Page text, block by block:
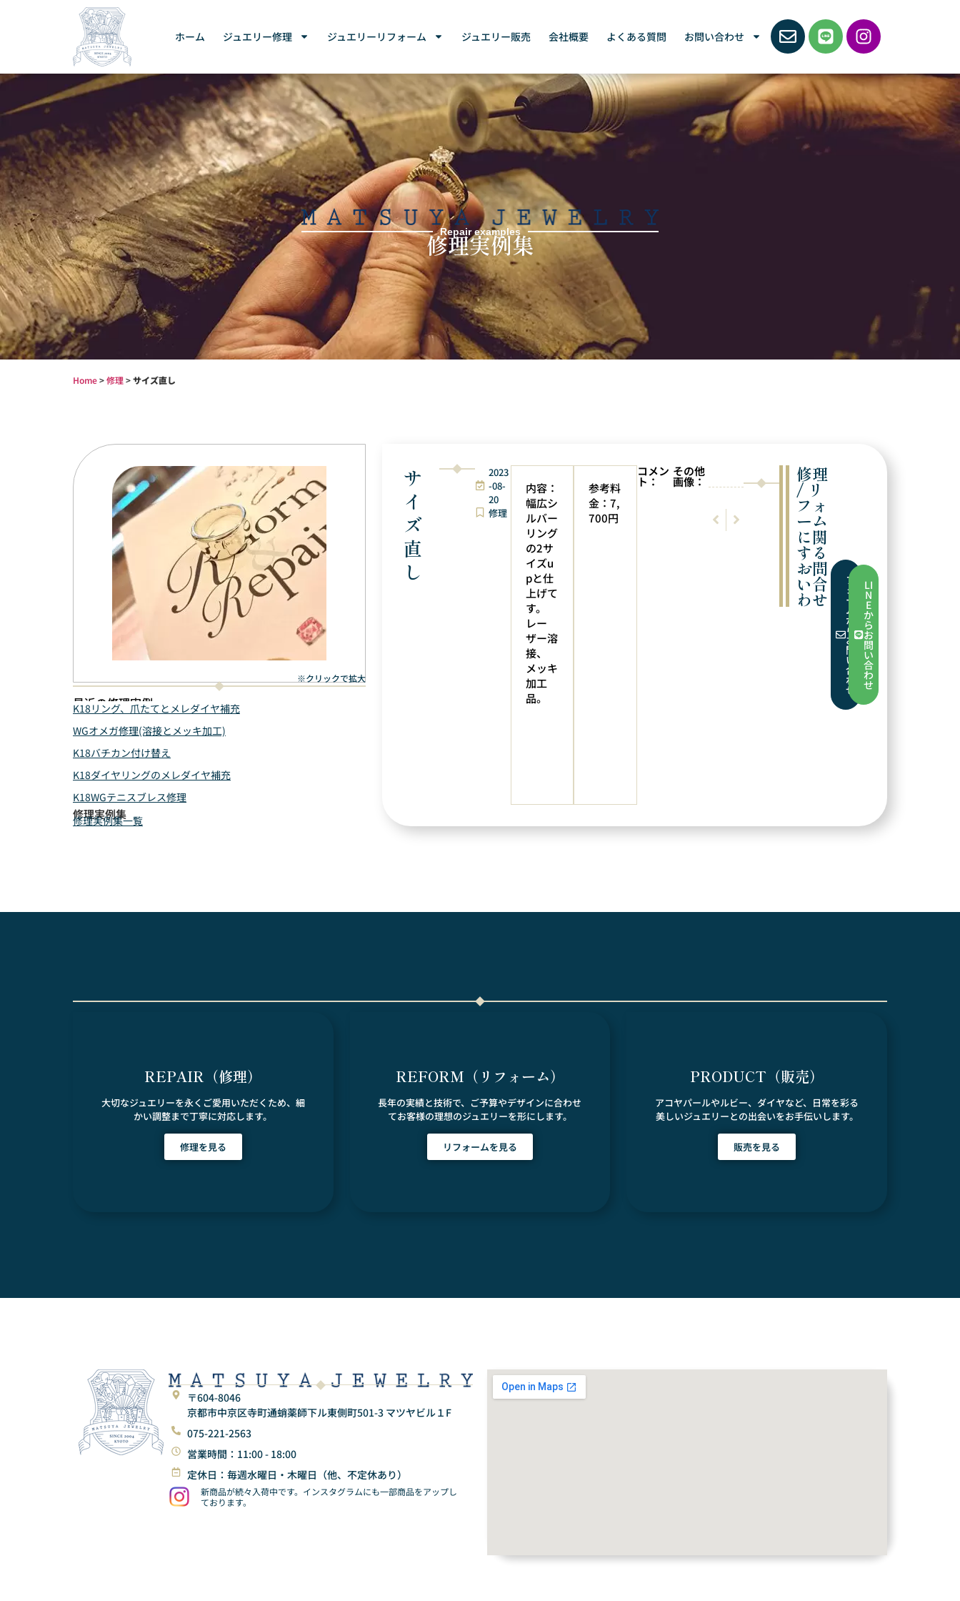
ホーム ジュエリー修理 ジュエリーリフォーム ジュエリー販売 会社概要 よくある質問 お問い合わせ
Repair examples
修理実例集
Home>修理>サイズ直し
※クリックで拡大
最近の修理実例
K18リング、爪たてとメレダイヤ補充
WGオメガ修理(溶接とメッキ加工)
K18バチカン付け替え
K18ダイヤリングのメレダイヤ補充
K18WGテニスブレス修理
修理実例集
修理実例集一覧
サ
イ
ズ
直
し
2023
-08-
20
修理
内容：
幅広シ
ルバー
リング
の2サ
イズu
pと仕
上げて
す。
レー
ザー溶
接、
メッキ
加工
品。
参考料
金：7,
700円
コメン
ト：
その他
画像：
前の実例
ワイヤーに交換
次の実例
サイズ直し
修理
/ リ
フォ
ーム
に関
する
お問
い合
わせ
フ
ォ
ー
ム
か
ら
お
問
い
合
わ
せ
LI
N
E
か
ら
お
問
い
合
わ
せ
REPAIR（修理）
大切なジュエリーを永くご愛用いただくため、細
かい調整まで丁寧に対応します。
修理を見る
REFORM（リフォーム）
長年の実績と技術で、ご予算やデザインに合わせ
てお客様の理想のジュエリーを形にします。
リフォームを見る
PRODUCT（販売）
アコヤパールやルビー、ダイヤなど、日常を彩る
美しいジュエリーとの出会いをお手伝いします。
販売を見る
〒604-8046
京都市中京区寺町通蛸薬師下ル東側町501-3 マツヤビル１F
075-221-2563
営業時間：11:00 - 18:00
定休日：毎週水曜日・木曜日（他、不定休あり）
新商品が続々入荷中です。インスタグラムにも一部商品をアップし
ております。